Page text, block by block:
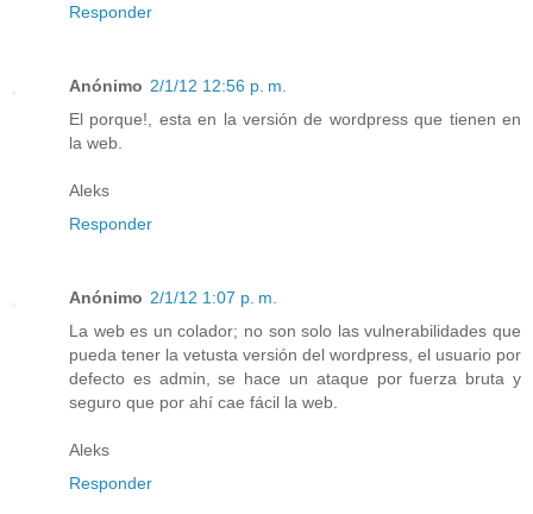
Responder
Anónimo 2/1/12 12:56 p. m.
El porque!, esta en la versión de wordpress que tienen en
la web.
Aleks
Responder
Anónimo 2/1/12 1:07 p. m.
La web es un colador; no son solo las vulnerabilidades que
pueda tener la vetusta versión del wordpress, el usuario por
defecto es admin, se hace un ataque por fuerza bruta y
seguro que por ahí cae fácil la web.
Aleks
Responder